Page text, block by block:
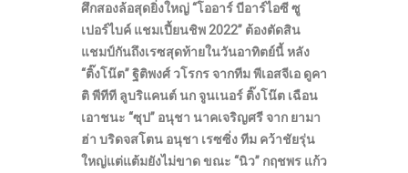
ศึกสองล้อสุดยิ่งใหญ่ “โออาร์ บีอาร์ไอซี ซู
เปอร์ไบค์ แชมเปี้ยนชิพ 2022” ต้องตัดสิน
แชมป์กันถึงเรซสุดท้ายในวันอาทิตย์นี้ หลัง
“ติ๊งโน๊ต” ฐิติพงศ์ วโรกร จากทีม พีเอสจีเอ ดูคา
ติ พีทีที ลูบริแคนต์ นก จูนเนอร์ ติ๊งโน๊ต เฉือน
เอาชนะ “ซุป” อนุชา นาคเจริญศรี จาก ยามา
ฮ่า บริดจสโตน อนุชา เรซซิ่ง ทีม คว้าชัยรุ่น
ใหญ่แต่แต้มยังไม่ขาด ขณะ “นิว” กฤชพร แก้ว